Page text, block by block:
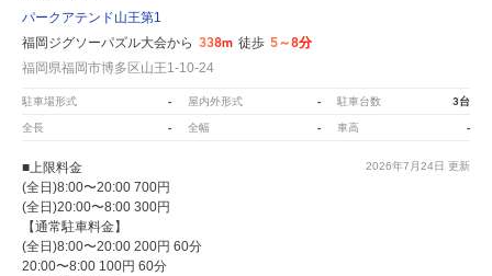
パークアテンド山王第1
福岡ジグソーパズル大会から 338m 徒歩 5～8分
福岡県福岡市博多区山王1-10-24
駐車場形式 - 屋内外形式 - 駐車台数 3台
全長 - 全幅 - 車高 -
2026年7月24日 更新
■上限料金
(全日)8:00〜20:00 700円
(全日)20:00〜8:00 300円
【通常駐車料金】
(全日)8:00〜20:00 200円 60分
20:00〜8:00 100円 60分